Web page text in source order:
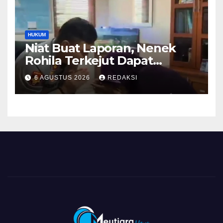
HUKUM
Niat Buat Laporan, Nenek
Rohila Terkejut Dapat
Bantuan dari Kabid Propam
Kombes Pol Eddwi
6 AGUSTUS 2026 REDAKSI